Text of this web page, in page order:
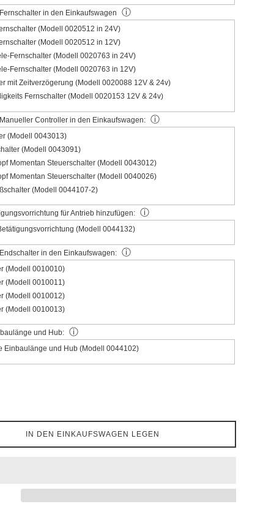
in den Einkaufswagen ⓘ
(Modell 0020512 in 24V)
(Modell 0020512 in 12V)
Fernschalter (Modell 0020763 in 24V)
Fernschalter (Modell 0020763 in 12V)
mit Zeitverzögerung (Modell 0020088 12V & 24v)
Fernschalter (Modell 0020153 12V & 24v)
Controller in den Einkaufswagen: ⓘ
(Modell 0043013)
(Modell 0043091)
Momentan Steuerschalter (Modell 0043012)
Momentan Steuerschalter (Modell 0040026)
(Modell 0044107-2)
für Antrieb hinzufügen: ⓘ
(Modell 0044132)
in den Einkaufswagen: ⓘ
(Modell 0010010)
(Modell 0010011)
(Modell 0010012)
(Modell 0010013)
und Hub: ⓘ
Einbaulänge und Hub (Modell 0044102)
IN DEN EINKAUFSWAGEN LEGEN